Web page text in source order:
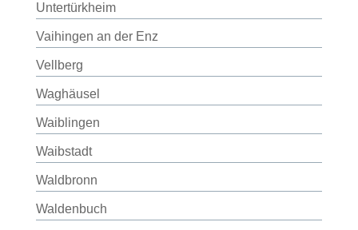
Untertürkheim
Vaihingen an der Enz
Vellberg
Waghäusel
Waiblingen
Waibstadt
Waldbronn
Waldenbuch